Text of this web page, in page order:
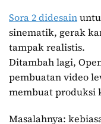
Sora 2 didesain
sinematik, gerak
tampak realistis.
Ditambah lagi,
pembuatan video
membuat produksi
Masalahnya: